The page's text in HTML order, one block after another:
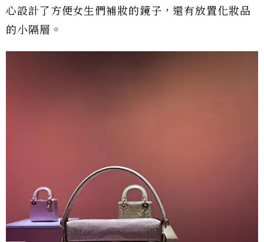
心設計了方便女生們補妝的鏡子，還有放置化妝品
的小隔層。